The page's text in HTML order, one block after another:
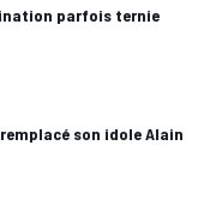
parfois ternie
son idole Alain